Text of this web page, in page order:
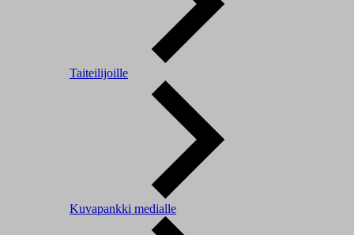
Taiteilijoille
Kuvapankki medialle